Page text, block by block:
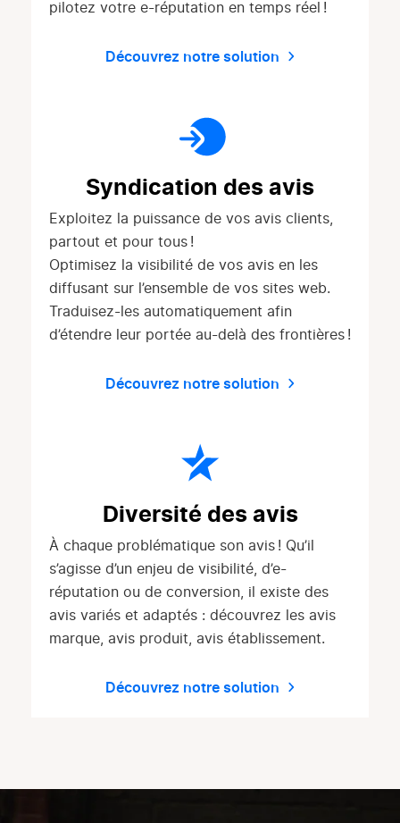
pilotez votre e-réputation en temps réel !
Découvrez notre solution
Syndication des avis
Exploitez la puissance de vos avis clients,
partout et pour tous !
Optimisez la visibilité de vos avis en les
diffusant sur l’ensemble de vos sites web.
Traduisez-les automatiquement afin
d’étendre leur portée au-delà des frontières !
Découvrez notre solution
Diversité des avis
À chaque problématique son avis ! Qu’il
s’agisse d’un enjeu de visibilité, d’e-
réputation ou de conversion, il existe des
avis variés et adaptés : découvrez les avis
marque, avis produit, avis établissement.
Découvrez notre solution